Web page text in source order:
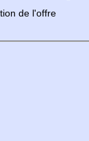
de l'offre